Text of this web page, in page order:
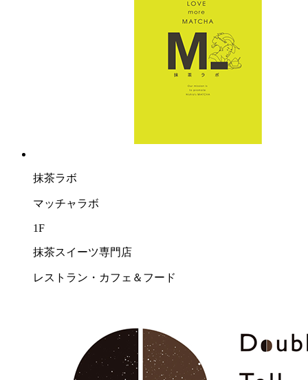
抹茶ラボ
マッチャラボ
1F
抹茶スイーツ専門店
レストラン・カフェ＆フード